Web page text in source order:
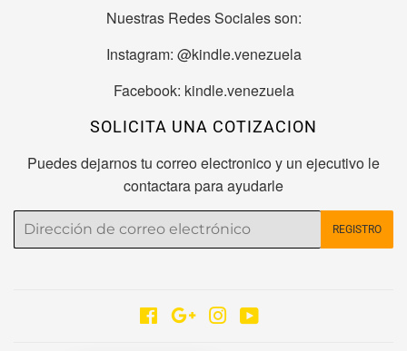
Nuestras Redes Sociales son:
Instagram: @kindle.venezuela
Facebook: kindle.venezuela
SOLICITA UNA COTIZACION
Puedes dejarnos tu correo electronico y un ejecutivo le
contactara para ayudarle
Correo
electrónico
REGISTRO
FacebookGoogleInstagram